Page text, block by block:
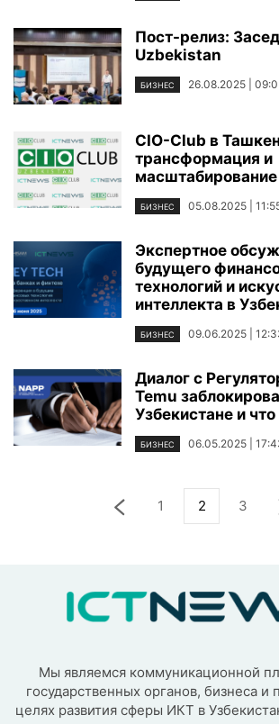
Пост-релиз:
Uzbekistan
БИЗНЕС 26.08.2025 |
CIO-Club в
трансформация и
БИЗНЕС 05.08.2025 |
Экспертное
будущего
технологий и
интеллекта в
БИЗНЕС 09.06.2025 |
Диалог с
Temu
Узбекистане и
БИЗНЕС 06.05.2025 |
1 2 3
Мы являемся коммуникационной
государственных органов, бизнеса и
целях развития сферы ИКТ в